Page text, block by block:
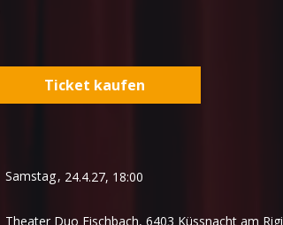
Ticket kaufen
Samstag, 24.4.27, 18:00
Theater Duo Fischbach, 6403 Küssnacht am Rigi